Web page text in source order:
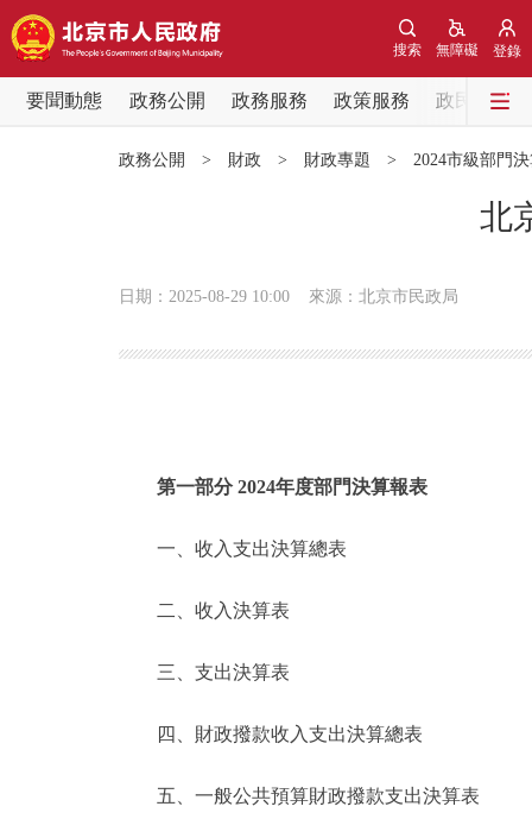
登錄
無障礙
搜索
要聞動態 政務公開 政務服務 政策服務
政民互動
便民服務
政務公開 > 財政 > 財政專題 > 2024市級部門
北
日期：2025-08-29 10:00 來源：北京市民政局
第一部分 2024年度部門決算報表
一、收入支出決算總表
二、收入決算表
三、支出決算表
四、財政撥款收入支出決算總表
五、一般公共預算財政撥款支出決算表